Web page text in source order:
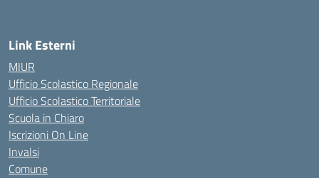
Link Esterni
MIUR
Ufficio Scolastico Regionale
Ufficio Scolastico Territoriale
Scuola in Chiaro
Iscrizioni On Line
Invalsi
Comune